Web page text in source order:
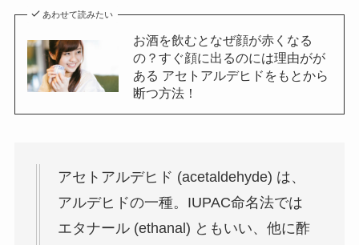
あわせて読みたい
お酒を飲むとなぜ顔が赤くなる
の？すぐ顔に出るのには理由がが
ある アセトアルデヒドをもとから
断つ方法！
アセトアルデヒド (acetaldehyde) は、
アルデヒドの一種。IUPAC命名法では
エタナール (ethanal) ともいい、他に酢